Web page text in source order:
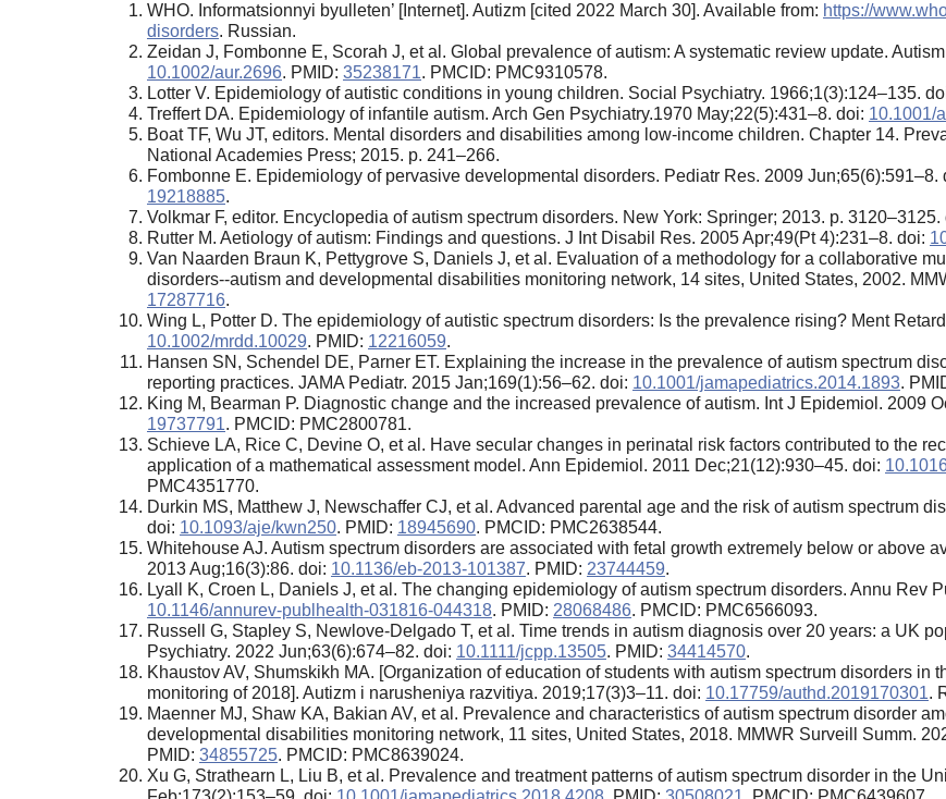
WHO. Informatsionnyi byulleten’ [Internet]. Autizm [cited 2022 March 30]. Available from: https://
disorders. Russian.
Zeidan J, Fombonne E, Scorah J, et al. Global prevalence of autism: A systematic review update.
10.1002/aur.2696. PMID: 35238171. PMCID: PMC9310578.
Lotter V. Epidemiology of autistic conditions in young children. Social Psychiatry. 1966;1(3):124–135.
Treffert DA. Epidemiology of infantile autism. Arch Gen Psychiatry.1970 May;22(5):431–8. doi: 10.1001/
Boat TF, Wu JT, editors. Mental disorders and disabilities among low-income children. Chapter 14.
National Academies Press; 2015. р. 241–266.
Fombonne E. Epidemiology of pervasive developmental disorders. Pediatr Res. 2009 Jun;65(6):591–8.
19218885.
Volkmar F, editor. Encyclopedia of autism spectrum disorders. New York: Springer; 2013. р. 3120–3125.
Rutter M. Aetiology of autism: Findings and questions. J Int Disabil Res. 2005 Apr;49(Pt 4):231–8. doi:
Van Naarden Braun K, Pettygrove S, Daniels J, et al. Evaluation of a methodology for a collaborative
disorders--autism and developmental disabilities monitoring network, 14 sites, United States, 2002.
17287716.
Wing L, Potter D. The epidemiology of autistic spectrum disorders: Is the prevalence rising? Ment
10.1002/mrdd.10029. PMID: 12216059.
Hansen SN, Schendel DE, Parner ET. Explaining the increase in the prevalence of autism spectrum
reporting practices. JAMA Pediatr. 2015 Jan;169(1):56–62. doi: 10.1001/jamapediatrics.2014.1893.
King M, Bearman P. Diagnostic change and the increased prevalence of autism. Int J Epidemiol. 2009
19737791. PMCID: PMC2800781.
Schieve LA, Rice C, Devine O, et al. Have secular changes in perinatal risk factors contributed to the
application of a mathematical assessment model. Ann Epidemiol. 2011 Dec;21(12):930–45. doi:
PMC4351770.
Durkin MS, Matthew J, Newschaffer CJ, et al. Advanced parental age and the risk of autism spectrum
doi: 10.1093/aje/kwn250. PMID: 18945690. PMCID: PMC2638544.
Whitehouse AJ. Autism spectrum disorders are associated with fetal growth extremely below or above
2013 Aug;16(3):86. doi: 10.1136/eb-2013-101387. PMID: 23744459.
Lyall K, Croen L, Daniels J, et al. The changing epidemiology of autism spectrum disorders. Annu Rev
10.1146/annurev-publhealth-031816-044318. PMID: 28068486. PMCID: PMC6566093.
Russell G, Stapley S, Newlove-Delgado T, et al. Time trends in autism diagnosis over 20 years: a UK
Psychiatry. 2022 Jun;63(6):674–82. doi: 10.1111/jcpp.13505. PMID: 34414570.
Khaustov AV, Shumskikh MA. [Organization of education of students with autism spectrum disorders in
monitoring of 2018]. Autizm i narusheniya razvitiya. 2019;17(3)3–11. doi: 10.17759/authd.2019170301.
Maenner MJ, Shaw KA, Bakian AV, et al. Prevalence and characteristics of autism spectrum disorder
developmental disabilities monitoring network, 11 sites, United States, 2018. MMWR Surveill Summ.
PMID: 34855725. PMCID: PMC8639024.
Xu G, Strathearn L, Liu B, et al. Prevalence and treatment patterns of autism spectrum disorder in the